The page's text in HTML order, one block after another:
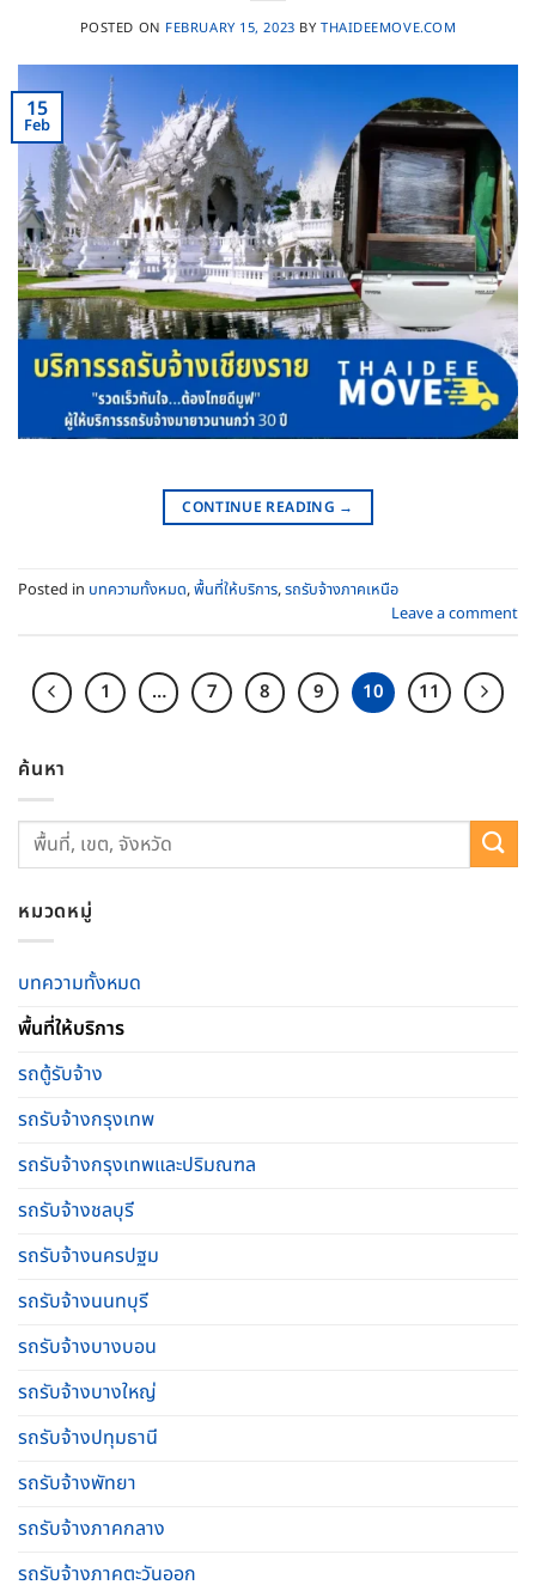
POSTED ON FEBRUARY 15, 2023 BY THAIDEEMOVE.COM
15
Feb
CONTINUE READING →
Posted in บทความทั้งหมด,พื้นที่ให้บริการ,รถรับจ้างภาคเหนือ
Leave a comment
1 … 7 8 9 10 11
ค้นหา
หมวดหมู่
บทความทั้งหมด
พื้นที่ให้บริการ
รถตู้รับจ้าง
รถรับจ้างกรุงเทพ
รถรับจ้างกรุงเทพและปริมณฑล
รถรับจ้างชลบุรี
รถรับจ้างนครปฐม
รถรับจ้างนนทบุรี
รถรับจ้างบางบอน
รถรับจ้างบางใหญ่
รถรับจ้างปทุมธานี
รถรับจ้างพัทยา
รถรับจ้างภาคกลาง
รถรับจ้างภาคตะวันออก